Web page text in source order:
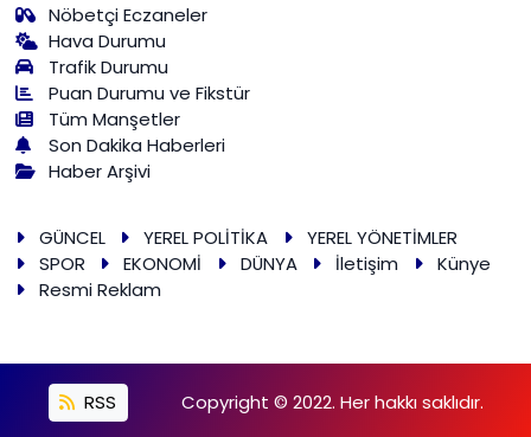
Nöbetçi Eczaneler
Hava Durumu
Trafik Durumu
Puan Durumu ve Fikstür
Tüm Manşetler
Son Dakika Haberleri
Haber Arşivi
GÜNCEL YEREL POLİTİKA
YEREL YÖNETİMLER
SPOR
EKONOMİ DÜNYA İletişim
Künye
Resmi Reklam
RSS Copyright © 2022. Her hakkı saklıdır.